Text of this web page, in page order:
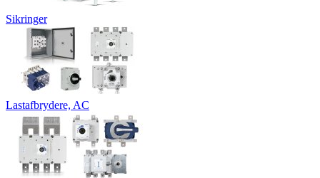
Sikringer
Lastafbrydere, AC